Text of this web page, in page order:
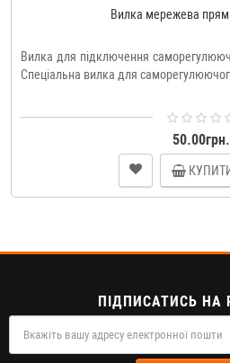
Вилка мережева
Вилка для підключення
Спеціальна вилка для
50.00грн.
ПІДПИСАТИСЬ НА